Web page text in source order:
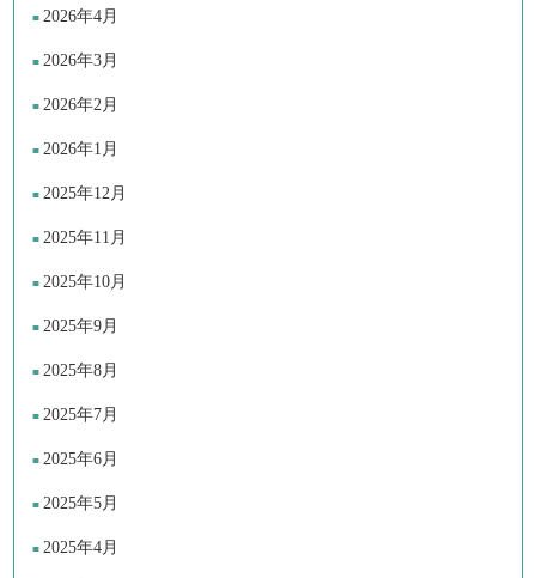
2026年4月
2026年3月
2026年2月
2026年1月
2025年12月
2025年11月
2025年10月
2025年9月
2025年8月
2025年7月
2025年6月
2025年5月
2025年4月